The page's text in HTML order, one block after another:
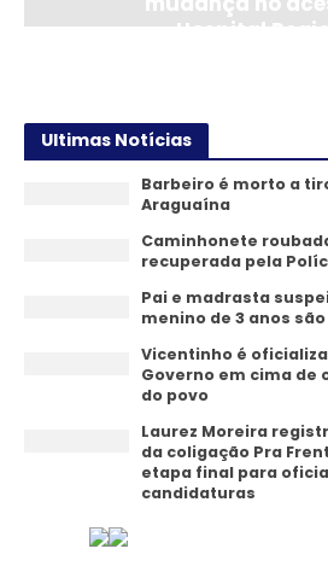
Hospital
Ultimas Notícias
Barbeiro é morto a
Araguaína
Caminhonete
recuperada pela
Pai e madrasta
menino de 3 anos
Vicentinho é
Governo em cima de
do povo
Laurez Moreira
da coligação Pra
etapa final para
candidaturas